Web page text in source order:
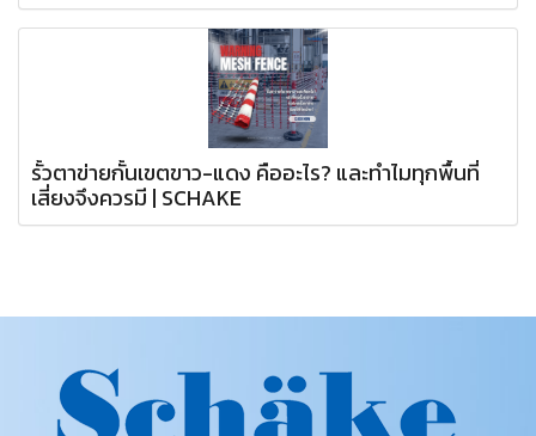
รั้วตาข่ายกั้นเขตขาว-แดง คืออะไร? และทำไมทุกพื้นที่
เสี่ยงจึงควรมี | SCHAKE